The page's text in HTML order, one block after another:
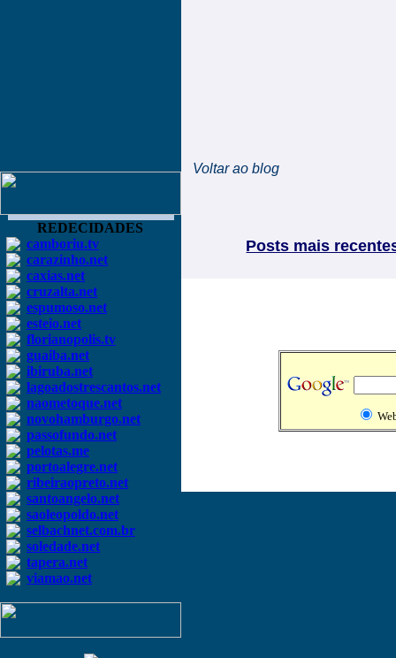
REDECIDADES
camboriu.tv
carazinho.net
caxias.net
cruzalta.net
espumoso.net
esteio.net
florianopolis.tv
guaiba.net
ibiruba.net
lagoadostrescantos.net
naometoque.net
novohamburgo.net
passofundo.net
pelotas.me
portoalegre.net
ribeiraopreto.net
santoangelo.net
saoleopoldo.net
selbachnet.com.br
soledade.net
tapera.net
viamao.net
Voltar ao blog
Posts mais